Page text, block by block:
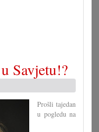
Savjetu!?
Prošli tajedan
u pogledu na